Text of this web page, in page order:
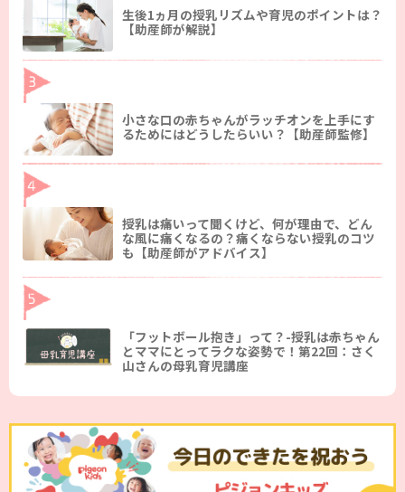
生後1ヵ月の授乳リズムや育児のポイントは？
【助産師が解説】
小さな口の赤ちゃんがラッチオンを上手にす
るためにはどうしたらいい？【助産師監修】
授乳は痛いって聞くけど、何が理由で、どん
な風に痛くなるの？痛くならない授乳のコツ
も【助産師がアドバイス】
「フットボール抱き」って？-授乳は赤ちゃん
とママにとってラクな姿勢で！第22回：さく
山さんの母乳育児講座